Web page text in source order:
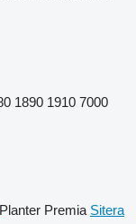
1890 1910 7000
Planter Premia Sitera